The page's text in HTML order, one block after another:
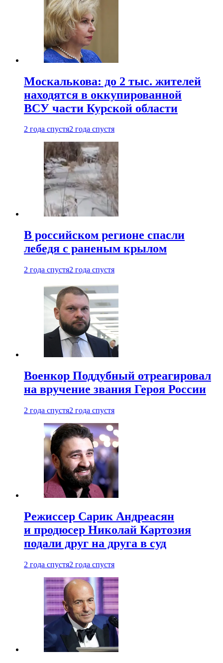
Москалькова: до 2 тыс. жителей
находятся в оккупированной
ВСУ части Курской области
2 года спустя2 года спустя
В российском регионе спасли
лебедя с раненым крылом
2 года спустя2 года спустя
Военкор Поддубный отреагировал
на вручение звания Героя России
2 года спустя2 года спустя
Режиссер Сарик Андреасян
и продюсер Николай Картозия
подали друг на друга в суд
2 года спустя2 года спустя